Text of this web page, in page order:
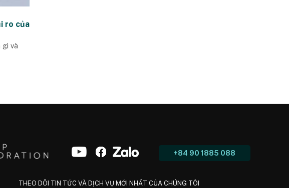
ro của
gì và
+84 90 1885 088
THEO DÕI TIN TỨC VÀ DỊCH VỤ MỚI NHẤT CỦA CHÚNG TÔI